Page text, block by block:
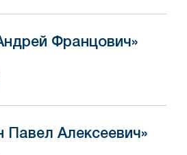
Францович»
Алексеевич»